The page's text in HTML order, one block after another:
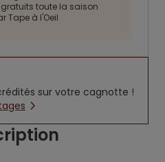
toute la saison
Tape à l'Oeil
sur votre cagnotte !